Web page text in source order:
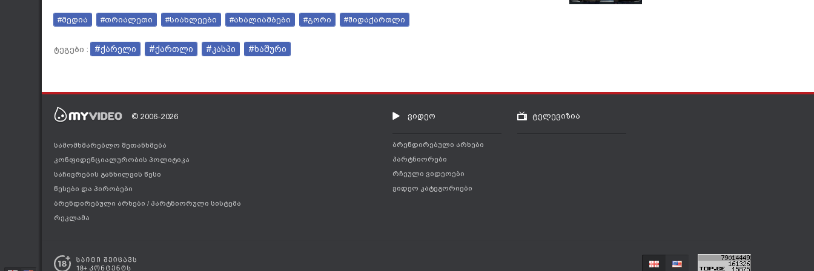
#მედია #თრიალეთი #სიახლეები #ახალიამბები #გორი #შიდაქართლი
ტეგები : #ქარელი #ქართლი #კასპი #ხაშური
© 2006-2026
სამომხმარებლო შეთანხმება
კონფიდენციალურობის პოლიტიკა
საჩივრების განხილვის წესი
წესები და პირობები
ბრენდირებული არხები / პარტნიორული სისტემა
რეკლამა
ვიდეო
ბრენდირებული არხები
პარტნიორები
რჩეული ვიდეოები
ვიდეო კატეგორიები
ტელევიზია